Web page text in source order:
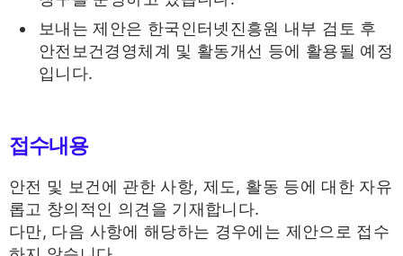
보내는 제안은 한국인터넷진흥원 내부 검토 후
안전보건경영체계 및 활동개선 등에 활용될 예정
입니다.
접수내용
안전 및 보건에 관한 사항, 제도, 활동 등에 대한 자유
롭고 창의적인 의견을 기재합니다.
다만, 다음 사항에 해당하는 경우에는 제안으로 접수